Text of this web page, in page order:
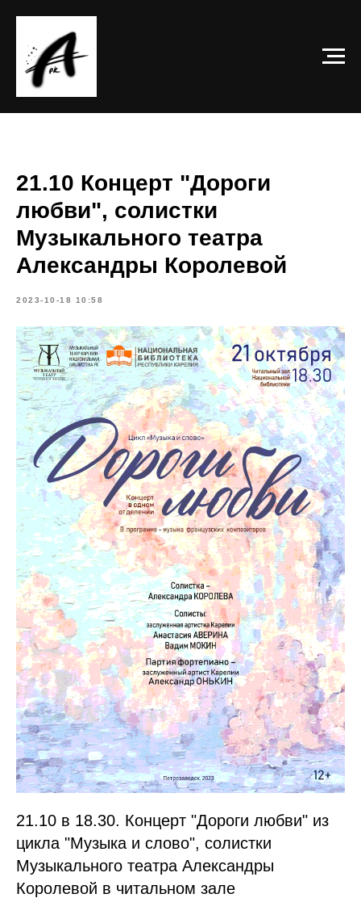
21.10 Концерт "Дороги
любви", солистки
Музыкального театра
Александры Королевой
2023-10-18 10:58
21.10 в 18.30. Концерт "Дороги любви" из
цикла "Музыка и слово", солистки
Музыкального театра Александры
Королевой в читальном зале